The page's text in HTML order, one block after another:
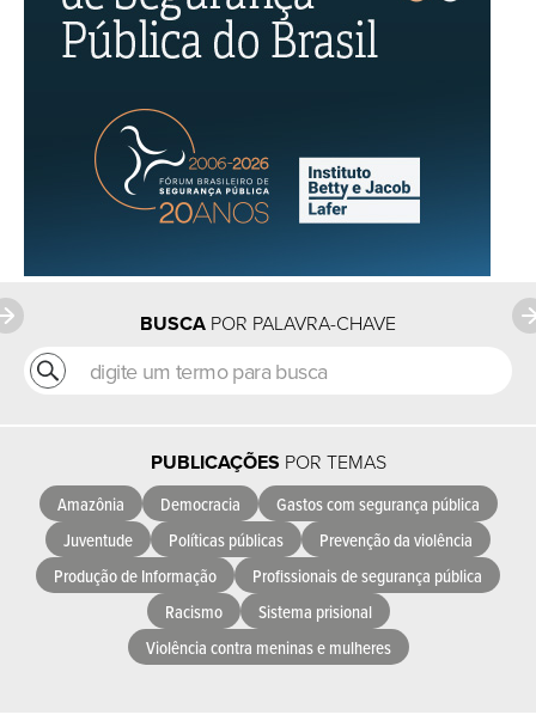
BUSCA POR PALAVRA-CHAVE
PUBLICAÇÕES POR TEMAS
Amazônia Democracia
Gastos com segurança pública
Juventude
Políticas públicas
Prevenção da violência
Produção de Informação
Profissionais de segurança pública
Racismo
Sistema prisional
Violência contra meninas e mulheres